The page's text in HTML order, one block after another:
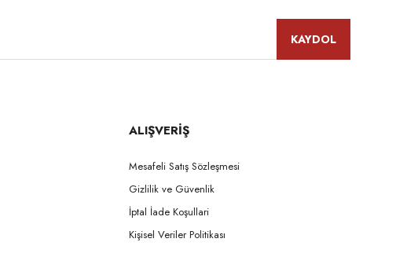
KAYDOL
ALIŞVERİŞ
Mesafeli Satış Sözleşmesi
Gizlilik ve Güvenlik
İptal İade Koşullari
Kişisel Veriler Politikası